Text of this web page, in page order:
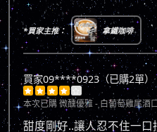
*買家主推： 拿鐵咖啡
買家09****0923（已購2單）
    
本次已購微醺優雅 - 白葡萄雞尾酒
甜度剛好..讓人忍不住一